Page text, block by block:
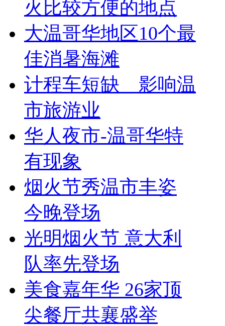
火比较方便的地点
大温哥华地区10个最
佳消暑海滩
计程车短缺 影响温
市旅游业
华人夜市-温哥华特
有现象
烟火节秀温市丰姿
今晚登场
光明烟火节 意大利
队率先登场
美食嘉年华 26家顶
尖餐厅共襄盛举